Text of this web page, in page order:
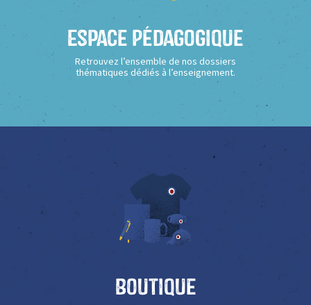
Espace Pédagogique
Retrouvez l’ensemble de nos dossiers
thématiques dédiés à l’enseignement.
Boutique